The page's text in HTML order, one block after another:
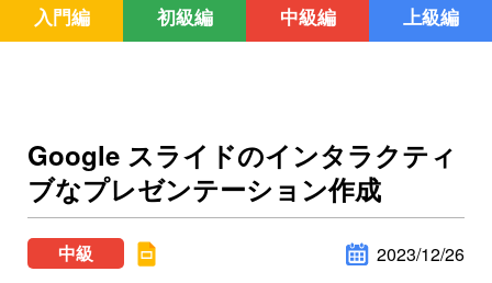
入門編 初級編 中級編 上級編
Google スライドのインタラクティ
ブなプレゼンテーション作成
中級 2023/12/26